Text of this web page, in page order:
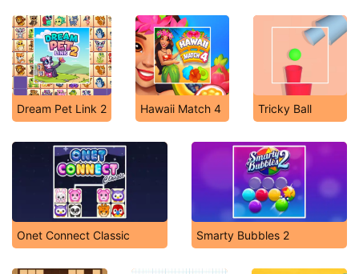
Dream Pet Link 2 Hawaii Match 4 Tricky Ball
Onet Connect Classic Smarty Bubbles 2